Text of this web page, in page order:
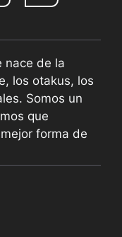
nace de la
los otakus, los
Somos un
que
forma de